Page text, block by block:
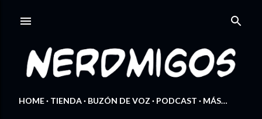
HOME TIENDA BUZÓN DE VOZ PODCAST MÁS…